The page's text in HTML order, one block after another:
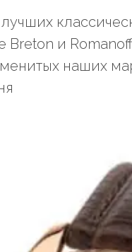
и
наших